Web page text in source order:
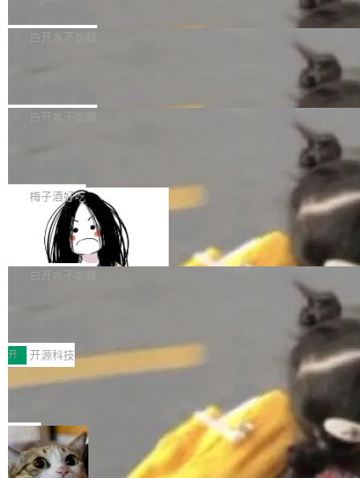
员工参与设立的专项资产管理计划。其中，Dee
获配9...
一个回归问题，该问题导致拉取镜像时会拒绝包
题，该问题可能导致在旧版 Linux 内核...
e 孵化器项目管理委员会（IPMC）投票中获得
P）！这一里程碑不仅标志着 Fluss 迈入新的发
白开水不加糖
长期停止内容更新，未能实现其作为“AI版维基百
提交的编辑请求也长期处于待处理状态。 Groki
pedia 于去年底上线，定位为由人工智能生成内
容的百科平台，被马斯克视为传统众包百科网站
维基百科的替代方案。Lawfare 调查发现，无论
热门页面还是低关注度页面，均未出现近期更
白开水不加糖
是这样的：配 MessageSource 的 Bean、写 R
eloadableResourceBundleMessageSource、
声明 LocaleResolver、注册 LocaleChangeInt
erceptor…五六步之后才能看到第一行翻译文
本。 Solon 换了个方式。整个 i18n 模块围绕三
梅子酒好吃
Apache Doris 4.1 全面增强 Iceberg：
支持 UPDATE、MERGE INTO 与 Iceb
erg V3
Apache Doris 4.1 要补齐的，正是缺失的那一
半。在已有查询能力的基础上，Doris 进一步支
常维护操作，并完整支持 Iceberg V3 格式。
白开水不加糖
村国家自主创新示范区会议中心开幕。本届大会
由中关村智联软件服务业质量创新联盟主办，以
“智构可信·质创未来——AI原生时代的质量新范
式”为主题，直面AI从实验室走向规模化产业落地
的核心质量命题。会上，《2026智能研发生产力
工具选型手册》发布，Testin云测的Testin XAge
nt智能测试系统入选AI测试领域代表产品。对CI
开 开源科技
让非法状态不可表示：一篇关于 ADT
有一种东西，一旦用过就回不去了。Alex Fedos
eev 管它叫"软件设计的基石"。 他说的东西不新
鲜——代数数据类型（ADT），尤其是和类型
（sum type）。但他说清楚了一件事：这不是类
局
Cloudflare 开源内部企业 AI 平台 Clou